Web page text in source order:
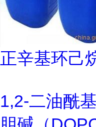
正辛基环己
1,2-二油酰